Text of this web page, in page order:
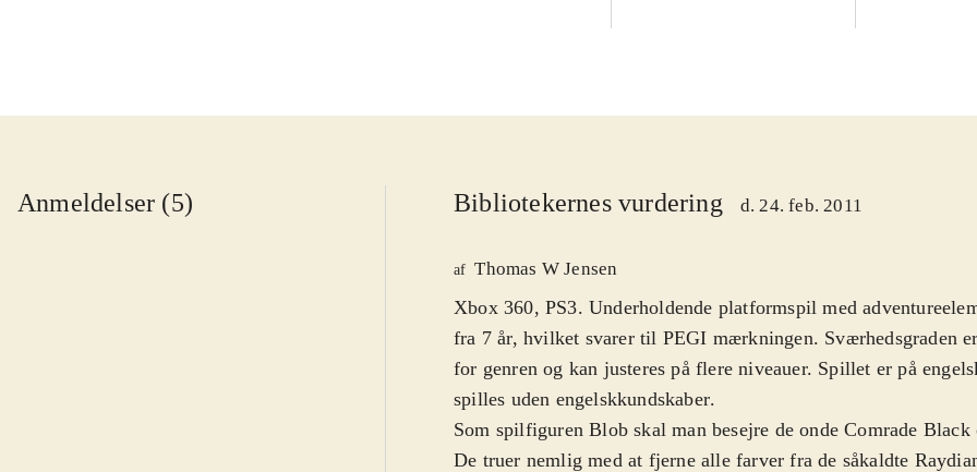
Anmeldelser (5) Bibliotekernes vurdering d. 24. feb. 2011
af Thomas W Jensen
Xbox 360, PS3. Underholdende platformspil med
fra 7 år, hvilket svarer til PEGI mærkningen. Sværhedsgraden
for genren og kan justeres på flere niveauer. Spillet er på
spilles uden engelskkundskaber.
Som spilfiguren Blob skal man besejre de onde Comrade Black
De truer nemlig med at fjerne alle farver fra de såkaldte